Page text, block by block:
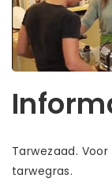
Tarwezaad.
tarwegras.